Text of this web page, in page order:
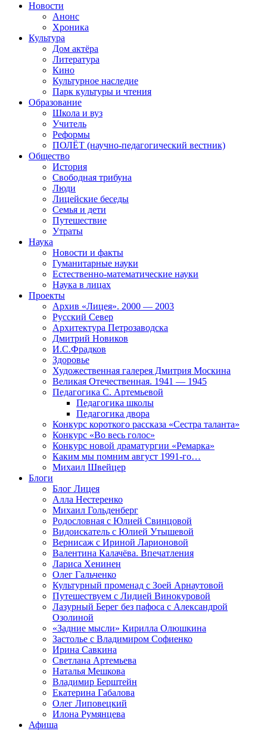
Новости
Анонс
Хроника
Культура
Дом актёра
Литература
Кино
Культурное наследие
Парк культуры и чтения
Образование
Школа и вуз
Учитель
Реформы
ПОЛЁТ (научно-педагогический вестник)
Общество
История
Свободная трибуна
Люди
Лицейские беседы
Семья и дети
Путешествие
Утраты
Наука
Новости и факты
Гуманитарные науки
Естественно-математические науки
Наука в лицах
Проекты
Архив «Лицея». 2000 — 2003
Русский Север
Архитектура Петрозаводска
Дмитрий Новиков
И.С.Фрадков
Здоровье
Художественная галерея Дмитрия Москина
Великая Отечественная. 1941 — 1945
Педагогика С. Артемьевой
Педагогика школы
Педагогика двора
Конкурс короткого рассказа «Сестра таланта»
Конкурс «Во весь голос»
Конкурс новой драматургии «Ремарка»
Каким мы помним август 1991-го…
Михаил Швейцер
Блоги
Блог Лицея
Алла Нестеренко
Михаил Гольденберг
Родословная с Юлией Свинцовой
Видоискатель с Юлией Утышевой
Вернисаж с Ириной Ларионовой
Валентина Калачёва. Впечатления
Лариса Хенинен
Олег Гальченко
Культурный променад с Зоей Арнаутовой
Путешествуем с Лидией Винокуровой
Лазурный Берег без пафоса с Александрой
Озолиной
«Задние мысли» Кирилла Олюшкина
Застолье с Владимиром Софиенко
Ирина Савкина
Светлана Артемьева
Наталья Мешкова
Владимир Берштейн
Екатерина Габалова
Олег Липовецкий
Илона Румянцева
Афиша